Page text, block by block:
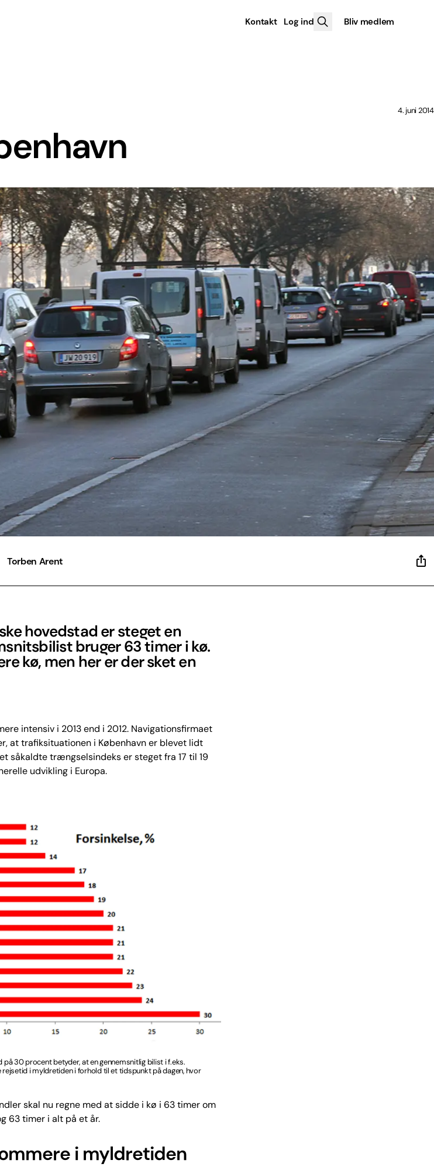
Kontakt Log ind Bliv medlem
4. juni 2014
Torben Arent
hovedstad er steget en
bruger 63 timer i kø.
kø, men her er der sket en
intensiv i 2013 end i 2012. Navigationsfirmaet
at trafiksituationen i København er blevet lidt
såkaldte trængselsindeks er steget fra 17 til 19
udvikling i Europa.
30 procent betyder, at en gennemsnitlig bilist i f.eks.
i myldretiden i forhold til et tidspunkt på dagen, hvor
skal nu regne med at sidde i kø i 63 timer om
63 timer i alt på et år.
i myldretiden